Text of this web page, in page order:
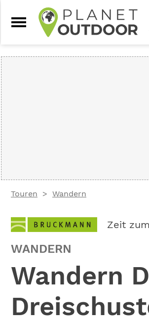
Touren Wandern
Zeit
WANDERN
Wandern